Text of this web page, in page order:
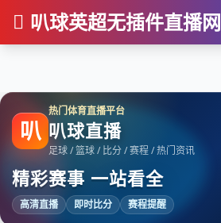
叭球英超无插件直播网
叭
热门体育直播平台
叭球直播
足球 / 篮球 / 比分 / 赛程 / 热门资讯
精彩赛事 一站看全
高清直播 即时比分 赛程提醒